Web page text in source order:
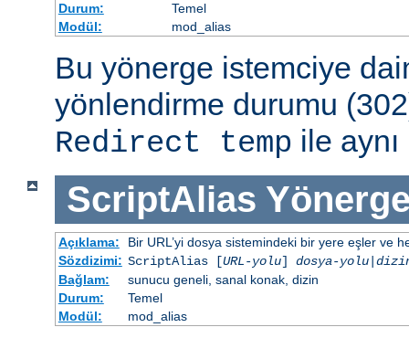
Durum:
Temel
Modül:
mod_alias
Bu yönerge istemciye
yönlendirme durumu
Redirect temp ile
ScriptAlias
Açıklama:
Bir URL’yi dosya sistemindeki bir yere eşler ve
Sözdizimi: ScriptAlias [URL-yolu] dosya-yolu|
Bağlam:
sunucu geneli, sanal konak, dizin
Durum:
Temel
Modül:
mod_alias